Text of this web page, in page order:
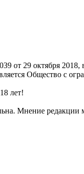
от 29 октября
Общество с
лет!
Мнение